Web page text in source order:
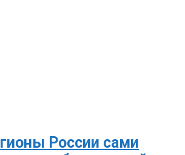
России сами